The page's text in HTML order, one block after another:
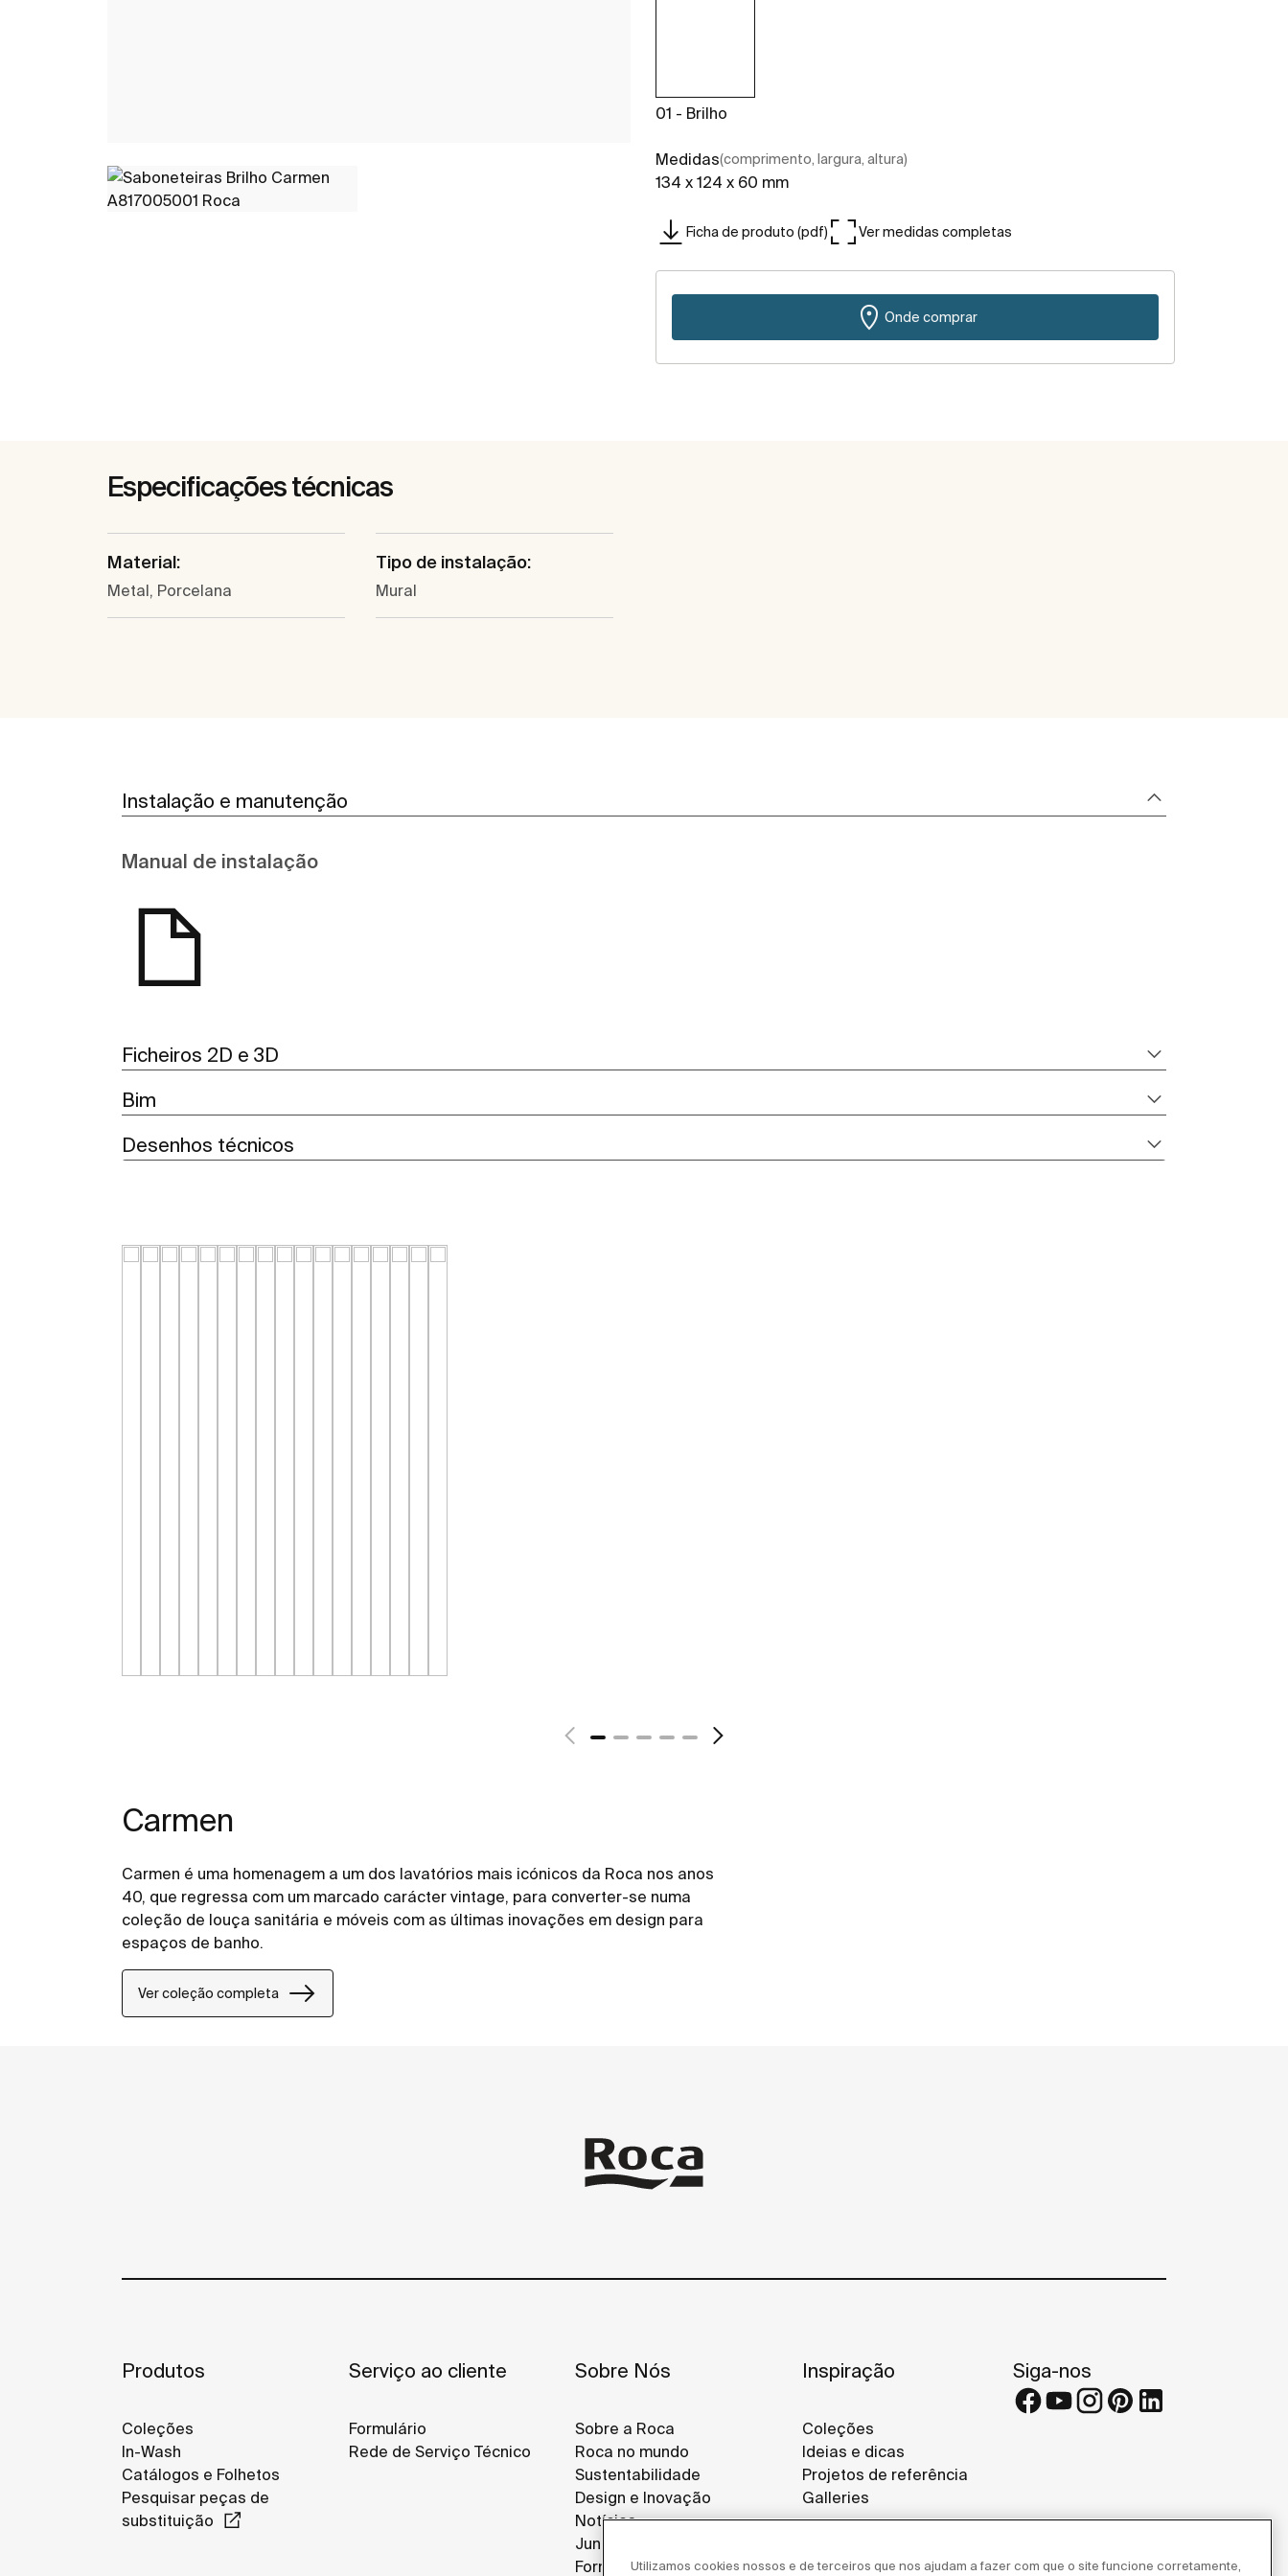
01 - Brilho
Medidas(comprimento, largura, altura)
134 x 124 x 60 mm
Ficha de produto (pdf) Ver medidas completas
Onde comprar
Especificações técnicas
Material:
Metal, Porcelana
Tipo de instalação:
Mural
Instalação e manutenção
Manual de instalação
Ficheiros 2D e 3D
Bim
Desenhos técnicos
Carmen
Carmen é uma homenagem a um dos lavatórios mais icónicos da Roca nos anos
40, que regressa com um marcado carácter vintage, para converter-se numa
coleção de louça sanitária e móveis com as últimas inovações em design para
espaços de banho.
Ver coleção completa
Produtos
Coleções
In-Wash
Catálogos e Folhetos
Pesquisar peças de
substituição
Serviço ao cliente
Formulário
Rede de Serviço Técnico
Sobre Nós
Sobre a Roca
Roca no mundo
Sustentabilidade
Design e Inovação
Notícias
Junte-se a Nós
Fornecedores
Inspiração
Coleções
Ideias e dicas
Projetos de referência
Galleries
Siga-nos
Utilizamos cookies nossos e de terceiros que nos ajudam a fazer com que o site funcione corretamente,